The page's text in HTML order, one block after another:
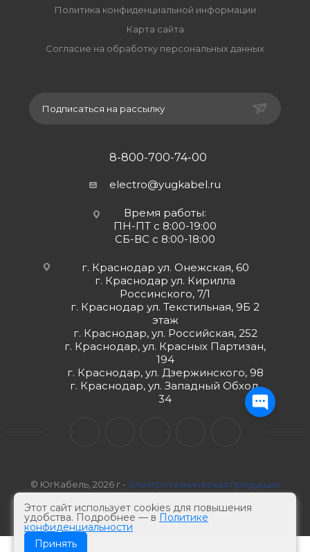
Политика конфиденциальной информации
Карта сайта
Согласие на обработку персональных данных
Подписаться на рассылку
8-800-700-74-00
electro@yugkabel.ru
Время работы:
ПН-ПТ с 8:00-19:00
СБ-ВС с 8:00-18:00
г. Краснодар ул. Онежская, 60
г. Краснодар ул. Кирилла
Россинского, 7/1
г. Краснодар ул. Текстильная, 9Б 2
этаж
г. Краснодар, ул. Российская, 252
г. Краснодар, ул. Красных Партизан,
194
г. Краснодар, ул. Дзержинского, 98
г. Краснодар, ул. Западный Обход,
34
© ЮгКабель, 2026 г - Электротехническая продукция
Этот сайт использует cookies для повышения
удобства. Подробнее — в Политике
конфиденциальности
Принять